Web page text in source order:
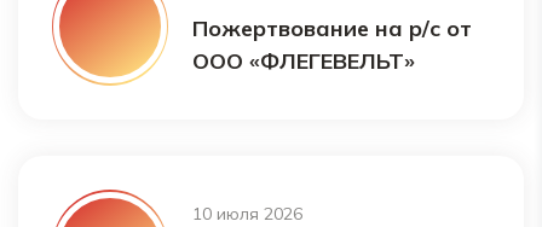
Пожертвование на р/с от
ООО «ФЛЕГЕВЕЛЬТ»
10 июля 2026